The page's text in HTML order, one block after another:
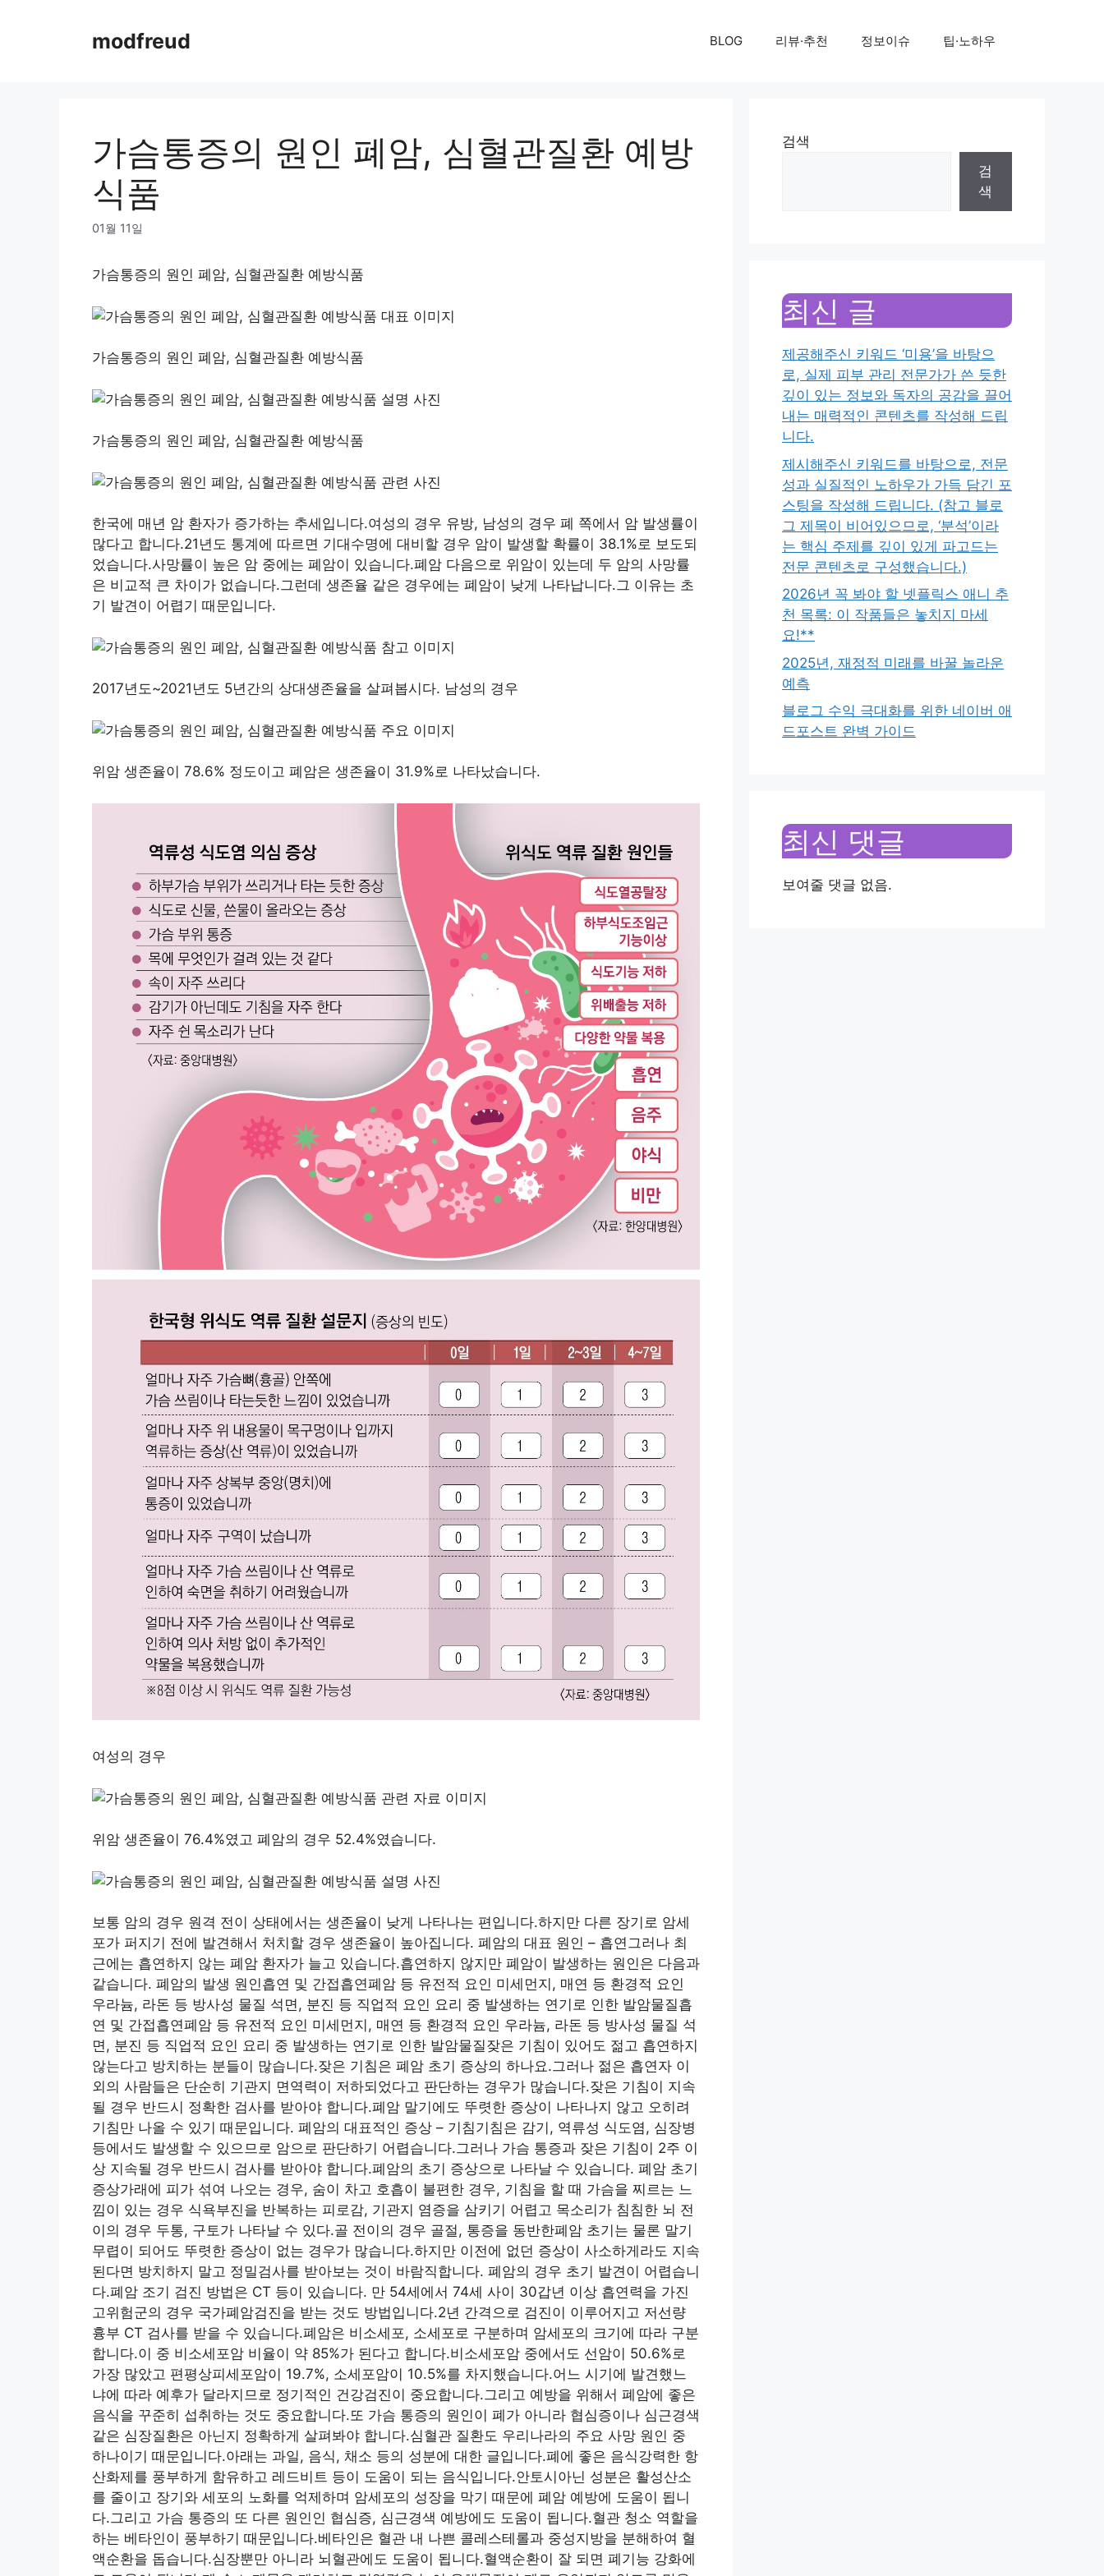
modfreud BLOG 리뷰·추천 정보이슈 팁·노하우
가슴통증의 원인 폐암, 심혈관질환 예방
식품
01월 11일
가슴통증의 원인 폐암, 심혈관질환 예방식품
가슴통증의 원인 폐암, 심혈관질환 예방식품
가슴통증의 원인 폐암, 심혈관질환 예방식품
한국에 매년 암 환자가 증가하는 추세입니다.여성의 경우 유방, 남성의 경우 폐 쪽에서 암 발생률이
많다고 합니다.21년도 통계에 따르면 기대수명에 대비할 경우 암이 발생할 확률이 38.1%로 보도되
었습니다.사망률이 높은 암 중에는 폐암이 있습니다.폐암 다음으로 위암이 있는데 두 암의 사망률
은 비교적 큰 차이가 없습니다.그런데 생존율 같은 경우에는 폐암이 낮게 나타납니다.그 이유는 초
기 발견이 어렵기 때문입니다.
2017년도~2021년도 5년간의 상대생존율을 살펴봅시다. 남성의 경우
위암 생존율이 78.6% 정도이고 폐암은 생존율이 31.9%로 나타났습니다.
여성의 경우
위암 생존율이 76.4%였고 폐암의 경우 52.4%였습니다.
보통 암의 경우 원격 전이 상태에서는 생존율이 낮게 나타나는 편입니다.하지만 다른 장기로 암세
포가 퍼지기 전에 발견해서 처치할 경우 생존율이 높아집니다. 폐암의 대표 원인 – 흡연그러나 최
근에는 흡연하지 않는 폐암 환자가 늘고 있습니다.흡연하지 않지만 폐암이 발생하는 원인은 다음과
같습니다. 폐암의 발생 원인흡연 및 간접흡연폐암 등 유전적 요인 미세먼지, 매연 등 환경적 요인
우라늄, 라돈 등 방사성 물질 석면, 분진 등 직업적 요인 요리 중 발생하는 연기로 인한 발암물질흡
연 및 간접흡연폐암 등 유전적 요인 미세먼지, 매연 등 환경적 요인 우라늄, 라돈 등 방사성 물질 석
면, 분진 등 직업적 요인 요리 중 발생하는 연기로 인한 발암물질잦은 기침이 있어도 젊고 흡연하지
않는다고 방치하는 분들이 많습니다.잦은 기침은 폐암 초기 증상의 하나요.그러나 젊은 흡연자 이
외의 사람들은 단순히 기관지 면역력이 저하되었다고 판단하는 경우가 많습니다.잦은 기침이 지속
될 경우 반드시 정확한 검사를 받아야 합니다.폐암 말기에도 뚜렷한 증상이 나타나지 않고 오히려
기침만 나올 수 있기 때문입니다. 폐암의 대표적인 증상 – 기침기침은 감기, 역류성 식도염, 심장병
등에서도 발생할 수 있으므로 암으로 판단하기 어렵습니다.그러나 가슴 통증과 잦은 기침이 2주 이
상 지속될 경우 반드시 검사를 받아야 합니다.폐암의 초기 증상으로 나타날 수 있습니다. 폐암 초기
증상가래에 피가 섞여 나오는 경우, 숨이 차고 호흡이 불편한 경우, 기침을 할 때 가슴을 찌르는 느
낌이 있는 경우 식욕부진을 반복하는 피로감, 기관지 염증을 삼키기 어렵고 목소리가 침침한 뇌 전
이의 경우 두통, 구토가 나타날 수 있다.골 전이의 경우 골절, 통증을 동반한폐암 초기는 물론 말기
무렵이 되어도 뚜렷한 증상이 없는 경우가 많습니다.하지만 이전에 없던 증상이 사소하게라도 지속
된다면 방치하지 말고 정밀검사를 받아보는 것이 바람직합니다. 폐암의 경우 초기 발견이 어렵습니
다.폐암 조기 검진 방법은 CT 등이 있습니다. 만 54세에서 74세 사이 30갑년 이상 흡연력을 가진
고위험군의 경우 국가폐암검진을 받는 것도 방법입니다.2년 간격으로 검진이 이루어지고 저선량
흉부 CT 검사를 받을 수 있습니다.폐암은 비소세포, 소세포로 구분하며 암세포의 크기에 따라 구분
합니다.이 중 비소세포암 비율이 약 85%가 된다고 합니다.비소세포암 중에서도 선암이 50.6%로
가장 많았고 편평상피세포암이 19.7%, 소세포암이 10.5%를 차지했습니다.어느 시기에 발견했느
냐에 따라 예후가 달라지므로 정기적인 건강검진이 중요합니다.그리고 예방을 위해서 폐암에 좋은
음식을 꾸준히 섭취하는 것도 중요합니다.또 가슴 통증의 원인이 폐가 아니라 협심증이나 심근경색
같은 심장질환은 아닌지 정확하게 살펴봐야 합니다.심혈관 질환도 우리나라의 주요 사망 원인 중
하나이기 때문입니다.아래는 과일, 음식, 채소 등의 성분에 대한 글입니다.폐에 좋은 음식강력한 항
산화제를 풍부하게 함유하고 레드비트 등이 도움이 되는 음식입니다.안토시아닌 성분은 활성산소
를 줄이고 장기와 세포의 노화를 억제하며 암세포의 성장을 막기 때문에 폐암 예방에 도움이 됩니
다.그리고 가슴 통증의 또 다른 원인인 협심증, 심근경색 예방에도 도움이 됩니다.혈관 청소 역할을
하는 베타인이 풍부하기 때문입니다.베타인은 혈관 내 나쁜 콜레스테롤과 중성지방을 분해하여 혈
액순환을 돕습니다.심장뿐만 아니라 뇌혈관에도 도움이 됩니다.혈액순환이 잘 되면 폐기능 강화에
검색
검
색
최신 글
제공해주신 키워드 ‘미용’을 바탕으
로, 실제 피부 관리 전문가가 쓴 듯한
깊이 있는 정보와 독자의 공감을 끌어
내는 매력적인 콘텐츠를 작성해 드립
니다.
제시해주신 키워드를 바탕으로, 전문
성과 실질적인 노하우가 가득 담긴 포
스팅을 작성해 드립니다. (참고 블로
그 제목이 비어있으므로, ‘분석’이라
는 핵심 주제를 깊이 있게 파고드는
전문 콘텐츠로 구성했습니다.)
2026년 꼭 봐야 할 넷플릭스 애니 추
천 목록: 이 작품들은 놓치지 마세
요!**
2025년, 재정적 미래를 바꿀 놀라운
예측
블로그 수익 극대화를 위한 네이버 애
드포스트 완벽 가이드
최신 댓글
보여줄 댓글 없음.